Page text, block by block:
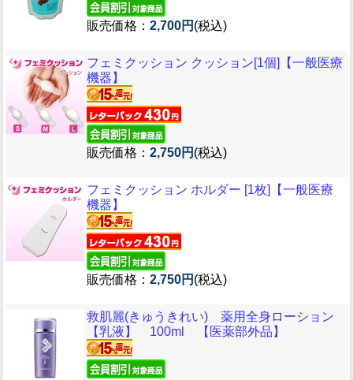
販売価格： 2,700円 (税込)
フェミクッション クッション[1個]【一般医療
機器】
販売価格： 2,750円 (税込)
フェミクッション ホルダー [1枚]【一般医療
機器】
販売価格： 2,750円 (税込)
救肌麗(きゅうきれい) 薬用全身ローション
【乳液】 100ml 【医薬部外品】